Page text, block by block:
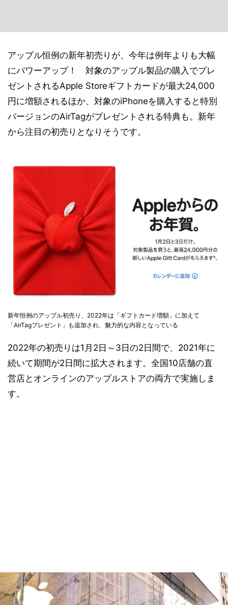
アップル恒例の新年初売りが、今年は例年よりも大幅
にパワーアップ！ 対象のアップル製品の購入でプレ
ゼントされるApple Storeギフトカードが最大24,000
円に増額されるほか、対象のiPhoneを購入すると特別
バージョンのAirTagがプレゼントされる特典も。新年
から注目の初売りとなりそうです。
新年恒例のアップル初売り、2022年は「ギフトカード増額」に加えて
「AirTagプレゼント」も追加され、魅力的な内容となっている
2022年の初売りは1月2日～3日の2日間で、2021年に
続いて期間が2日間に拡大されます。全国10店舗の直
営店とオンラインのアップルストアの両方で実施しま
す。